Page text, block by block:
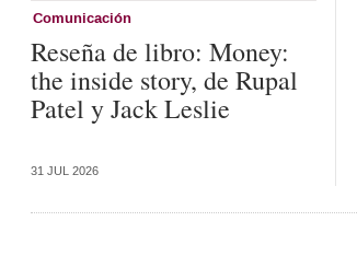
Comunicación
Reseña de libro: Money:
the inside story, de Rupal
Patel y Jack Leslie
31 JUL 2026